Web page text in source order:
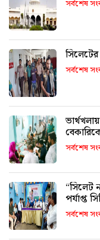
সর্বশেষ
সর্বশেষ
ভার্থখলায়
সর্বশেষ
“সিলেট
পর্যাপ্ত
সর্বশেষ